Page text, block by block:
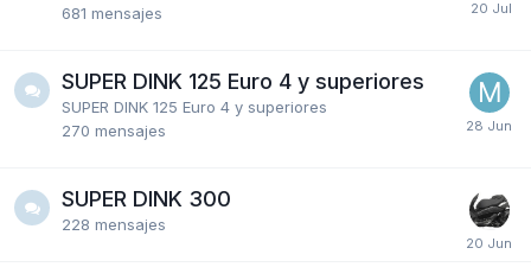
681 mensajes
SUPER DINK 125 Euro 4 y superiores
SUPER DINK 125 Euro 4 y superiores
270 mensajes
SUPER DINK 300
228 mensajes